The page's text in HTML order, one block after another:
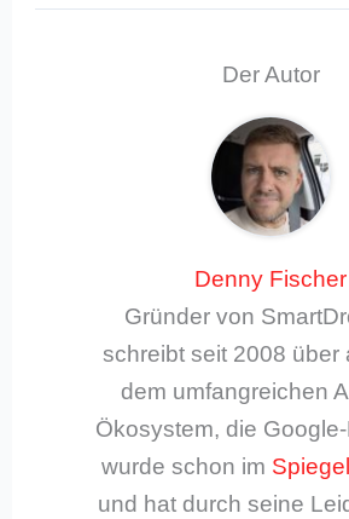
Der Autor
Denny Fischer
Gründer von
schreibt seit 2008 über
dem umfangreichen
Ökosystem, die
wurde schon im Spiegel
und hat durch seine